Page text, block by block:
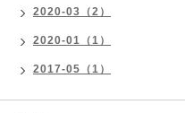
2020-03（2）
2020-01（1）
2017-05（1）